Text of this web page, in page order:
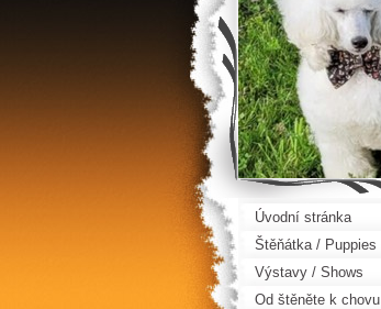
Úvodní stránka
Štěňátka / Puppies
Výstavy / Shows
Od štěněte k chovu